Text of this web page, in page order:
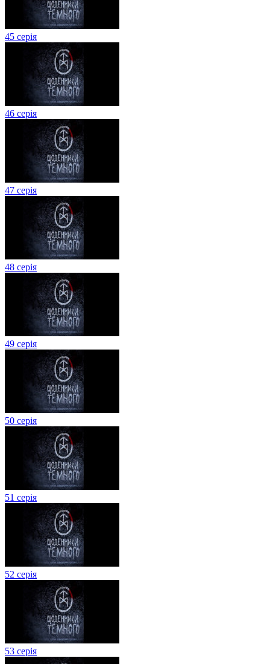
45 серія
46 серія
47 серія
48 серія
49 серія
50 серія
51 серія
52 серія
53 серія